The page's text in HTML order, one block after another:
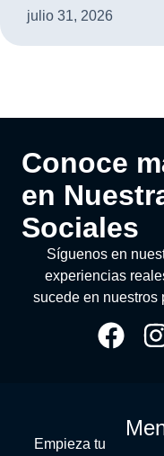
julio 31, 2026
Conoce
en
Sociales
Síguenos en
experiencias
sucede en nuestros
Empieza tu